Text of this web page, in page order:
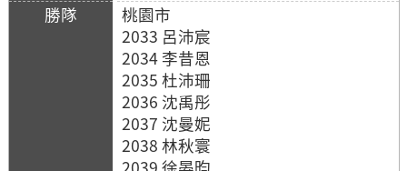
桃園市
2033 呂沛宸
2034 李昔恩
2035 杜沛珊
2036 沈禹彤
2037 沈曼妮
2038 林秋寰